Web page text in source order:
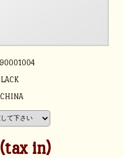
CHINA
in)